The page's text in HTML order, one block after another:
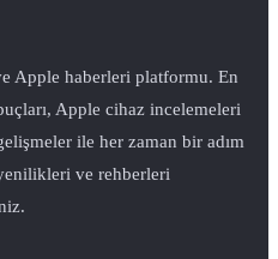
Apple haberleri platformu. En
Apple cihaz incelemeleri
ile her zaman bir adım
ve rehberleri